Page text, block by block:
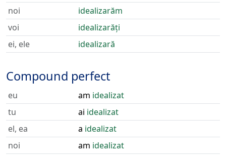
noi
idealizarăm
voi
idealizarăți
ei, ele
idealizară
Compound perfect
eu am idealizat
tu
ai idealizat
el, ea
a idealizat
noi
am idealizat